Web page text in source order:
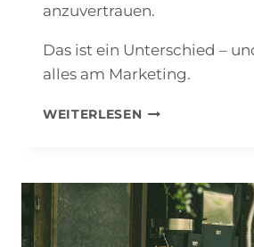
anzuvertrauen.
Das ist ein Unterschied –
alles am Marketing.
WEITERLESENHEILPRAKTIKER-
ALLEIN
NICHT
REICHT